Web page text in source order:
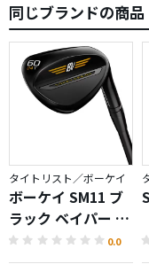
これは個人的な問題
軽かったら完璧です
ストイックなアス
悔しいかなレジャ
たかがボーケイ、さ
同じブランドの商品
タイトリスト／ボーケイ
ボーケイ SM11 ブ
ラック ベイパー ウ
ェッジ
0.0